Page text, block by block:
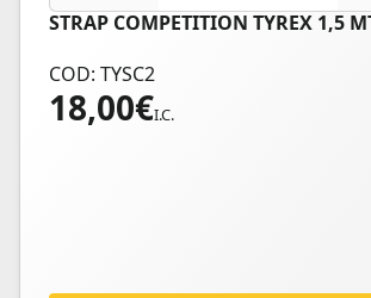
STRAP COMPETITION TYREX 1,5
COD: TYSC2
18,00€I.C.